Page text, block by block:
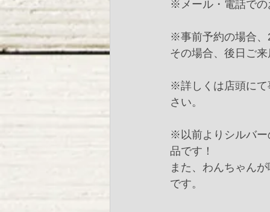
※メール・電話での
※事前予約の場合、
その場合、後日ご
※詳しくは店頭にて
さい。
※以前よりシルバー
品です！
また、わんちゃん
です。